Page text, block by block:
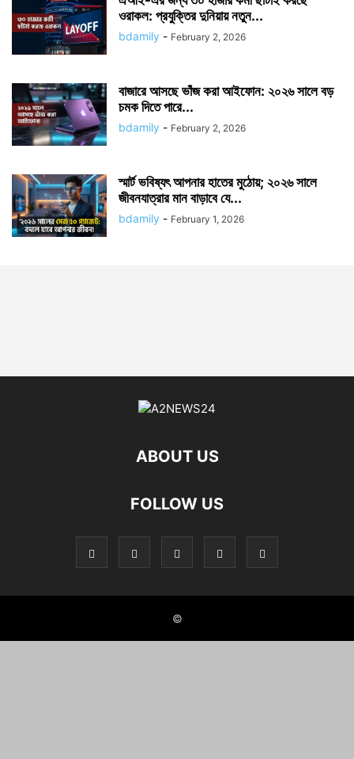
ওরাকল: প্রযুক্তির দুনিয়ায় নতুন...
bdamily - February 2, 2026
বাজারে আসছে ভাঁজ করা আইফোন: ২০২৬ সালে বড়
চমক দিতে পারে...
bdamily - February 2, 2026
স্মার্ট ভবিষ্যৎ আপনার হাতের মুঠোয়; ২০২৬ সালে
জীবনযাত্রার মান বাড়াবে যে...
bdamily - February 1, 2026
ABOUT US
FOLLOW US
©